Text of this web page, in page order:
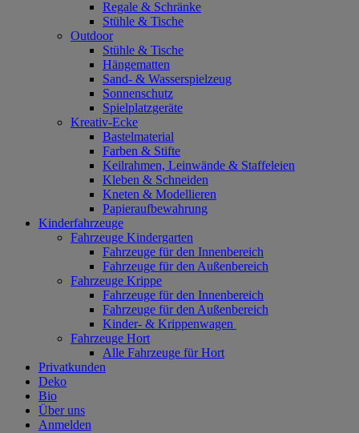
Regale & Schränke
Stühle & Tische
Outdoor
Stühle & Tische
Hängematten
Sand- & Wasserspielzeug
Sonnenschutz
Spielplatzgeräte
Kreativ-Ecke
Bastelmaterial
Farben & Stifte
Keilrahmen, Leinwände & Staffeleien
Kleben & Schneiden
Kneten & Modellieren
Papieraufbewahrung
Kinderfahrzeuge
Fahrzeuge Kindergarten
Fahrzeuge für den Innenbereich
Fahrzeuge für den Außenbereich
Fahrzeuge Krippe
Fahrzeuge für den Innenbereich
Fahrzeuge für den Außenbereich
Kinder- & Krippenwagen
Fahrzeuge Hort
Alle Fahrzeuge für Hort
Privatkunden
Deko
Bio
Über uns
Anmelden